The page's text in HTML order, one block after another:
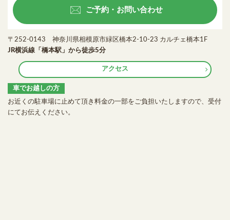
ご予約・お問い合わせ
〒252-0143 神奈川県相模原市緑区橋本2-10-23 カルチェ橋本1F
JR横浜線「橋本駅」から徒歩5分
アクセス
車でお越しの方
お近くの駐車場に止めて頂き料金の一部をご負担いたしますので、受付
にてお伝えください。